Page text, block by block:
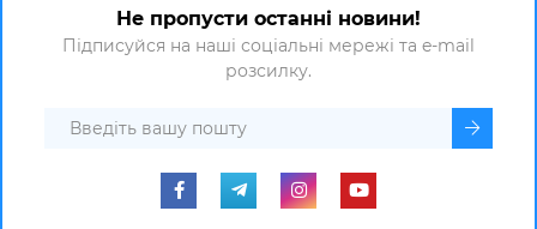
Не пропусти останні новини!
Підписуйся на наші соціальні мережі та e-mail
розсилку.